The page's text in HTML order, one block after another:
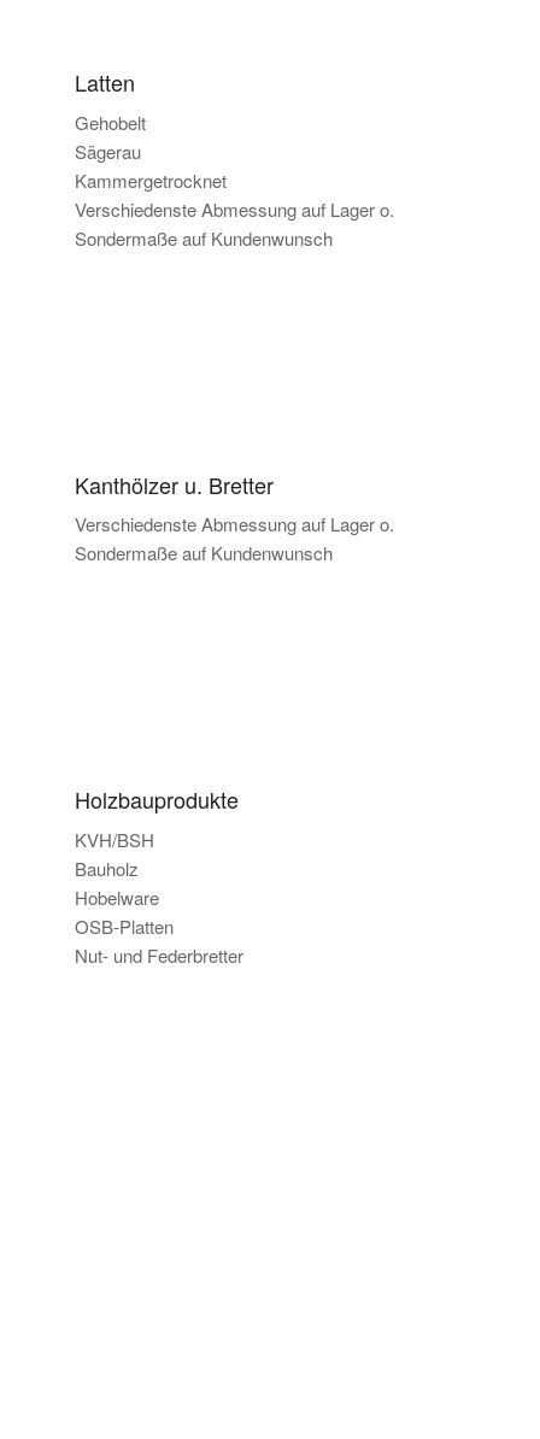
Latten
Gehobelt
Sägerau
Kammergetrocknet
Verschiedenste Abmessung auf Lager o.
Sondermaße auf Kundenwunsch
Kanthölzer u. Bretter
Verschiedenste Abmessung auf Lager o.
Sondermaße auf Kundenwunsch
Holzbauprodukte
KVH/BSH
Bauholz
Hobelware
OSB-Platten
Nut- und Federbretter